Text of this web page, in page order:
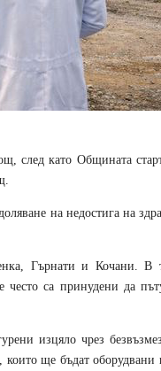
след като Общината
на недостига на
Гърнати и Кочани. В
са принудени да
изцяло чрез
ще бъдат оборудвани